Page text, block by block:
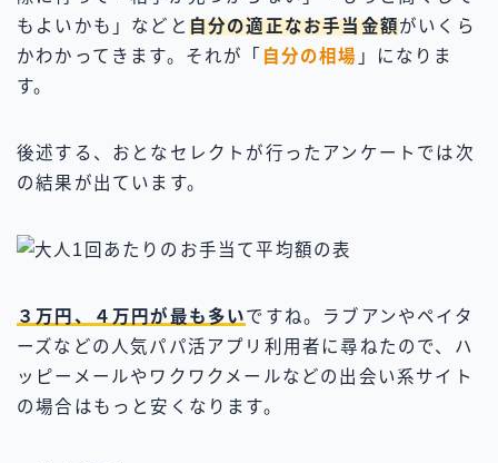
もよいかも」などと 自分の適正なお手当金額がいくら
かわかってきます。それが「 自分の相場 」になりま
す。
後述する、おとなセレクトが行ったアンケートでは次
の結果が出ています。
３万円、４万円が最も多いですね。ラブアンやペイタ
ーズなどの人気パパ活アプリ利用者に尋ねたので、ハ
ッピーメールやワクワクメールなどの出会い系サイト
の場合はもっと安くなります。